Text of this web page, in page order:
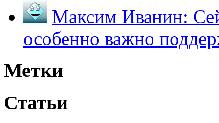
Максим Иванин:
особенно важно
Метки
Статьи